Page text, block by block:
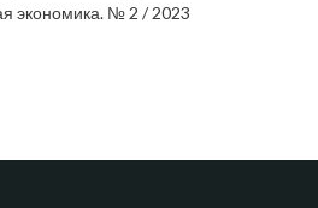
экономика. № 2 / 2023